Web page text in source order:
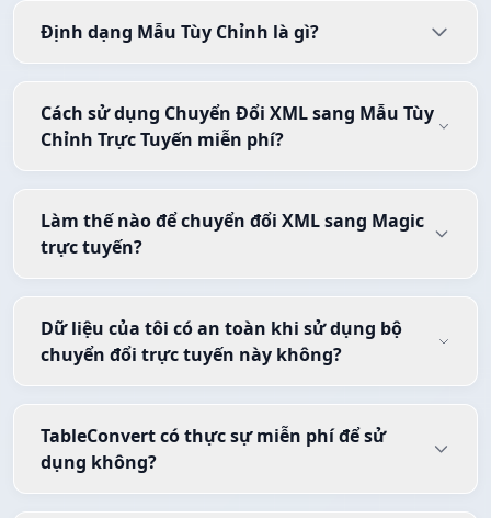
Định dạng Mẫu Tùy Chỉnh là gì?
Cách sử dụng Chuyển Đổi XML sang Mẫu Tùy
Chỉnh Trực Tuyến miễn phí?
Làm thế nào để chuyển đổi XML sang Magic
trực tuyến?
Dữ liệu của tôi có an toàn khi sử dụng bộ
chuyển đổi trực tuyến này không?
TableConvert có thực sự miễn phí để sử
dụng không?